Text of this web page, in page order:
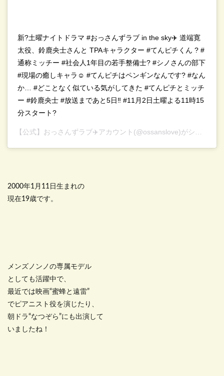
新?土曜ナイトドラマ #おっさんずラブ in the sky✈️ 道端寛
太役、鈴鹿央士さんと TPAキャラクター #てんピチくん ? #
通称ミッチー #社会人1年目の若手整備士? #シノさんの部下
#現場の癒しキャラ☺️ #てんピチはペンギンなんです? #なん
か… #どことなく似ている気がしてきた #てんピチとミッチ
ー #鈴鹿央士 #放送まであと5日‼️ #11月2日土曜よる11時15
分スタート?
【公式】おっさんずラブ✈️アカウント (@ossanslove)がシェアした投稿 –
2000年1月11日生まれの
現在19歳です。
メンズノンノの専属モデル
としても活躍中で、
最近では映画“蜜蜂と遠雷”
でピアニスト役を演じたり、
朝ドラ“なつぞら”にも出演して
いましたね！